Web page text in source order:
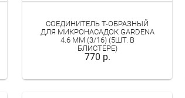
СОЕДИНИТЕЛЬ T-ОБРАЗНЫЙ
ДЛЯ МИКРОНАСАДОК GARDENA
4.6 ММ (3/16) (5ШТ. В
БЛИСТЕРЕ)
770 р.